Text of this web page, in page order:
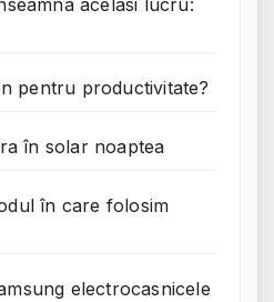
acelasi lucru:
pentru productivitate?
în solar noaptea
în care folosim
electrocasnicele